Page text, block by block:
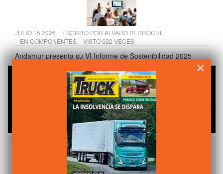
JULIO 15 2026 ESCRITO POR ALVARO PEDROCHE
EN COMPONENTES VISTO 622 VECES
Andamur presenta su VI Informe de Sostenibilidad 2025
×